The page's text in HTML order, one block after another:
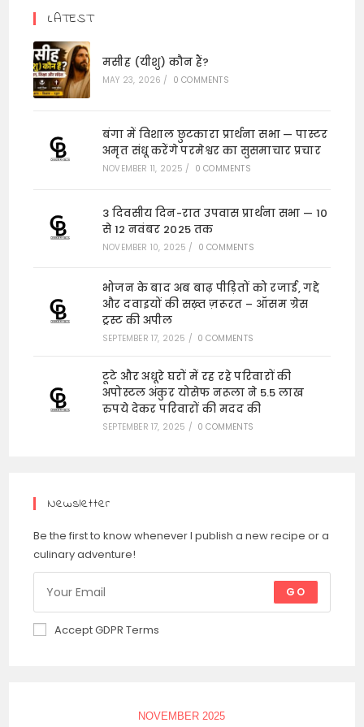
LATEST
मसीह (यीशु) कौन हैं?
MAY 23, 2026 / 0 COMMENTS
बंगा में विशाल छुटकारा प्रार्थना सभा — पास्टर
अमृत संधू करेंगे परमेश्वर का सुसमाचार प्रचार
NOVEMBER 11, 2025 / 0 COMMENTS
3 दिवसीय दिन-रात उपवास प्रार्थना सभा — 10
से 12 नवंबर 2025 तक
NOVEMBER 10, 2025 / 0 COMMENTS
भोजन के बाद अब बाढ़ पीड़ितों को रजाई, गद्दे
और दवाइयों की सख़्त ज़रूरत – ऑसम ग्रेस
ट्रस्ट की अपील
SEPTEMBER 17, 2025 / 0 COMMENTS
टूटे और अधूरे घरों में रह रहे परिवारों की
अपोस्टल अंकुर योसेफ नरूला ने 5.5 लाख
रुपये देकर परिवारों की मदद की
SEPTEMBER 17, 2025 / 0 COMMENTS
Newsletter
Be the first to know whenever I publish a new recipe or a
culinary adventure!
GO
Accept GDPR Terms
NOVEMBER 2025